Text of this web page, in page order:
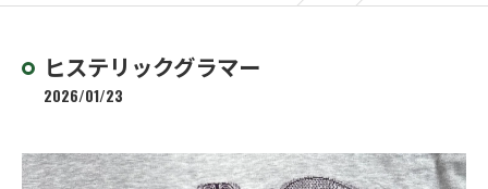
ヒステリックグラマー
2026/01/23